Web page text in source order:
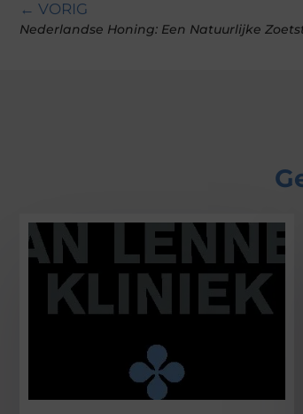
← VORIG
Nederlandse Honing: Een Natuurlijke